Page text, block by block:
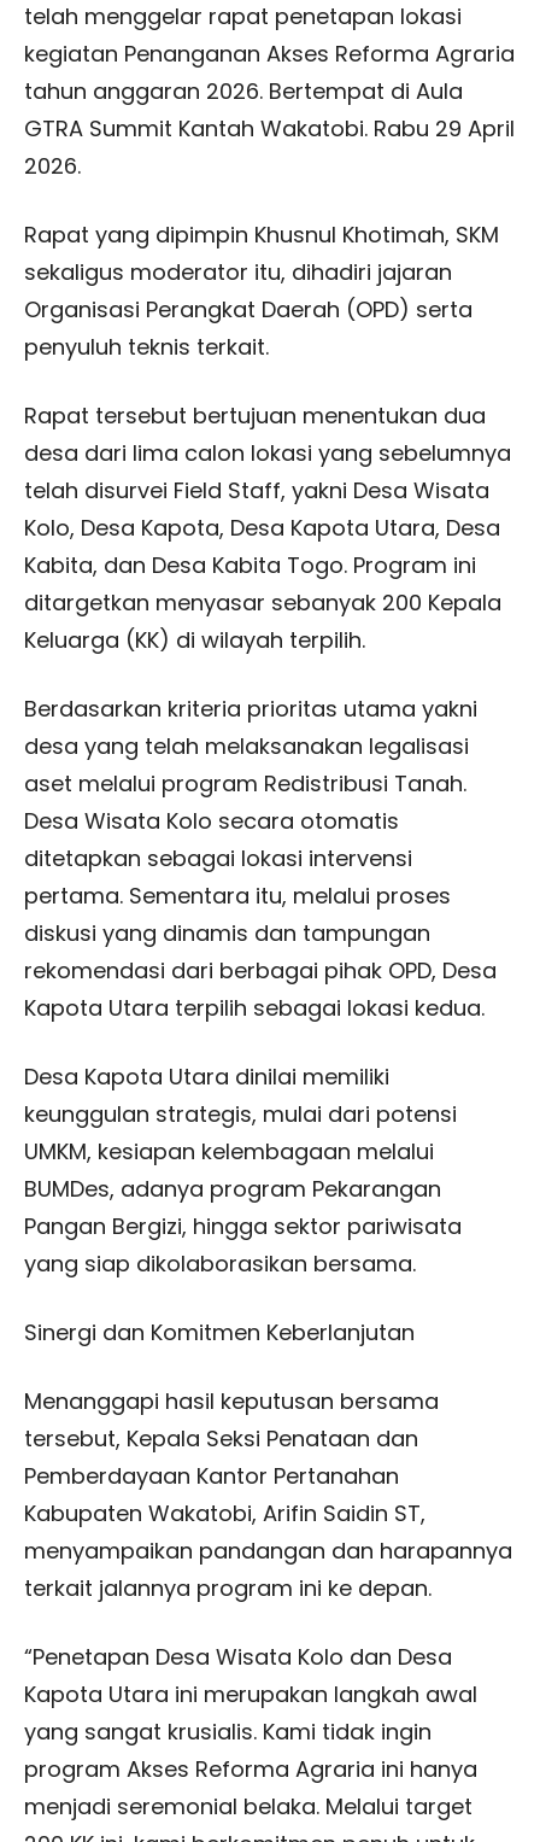
telah menggelar rapat penetapan lokasi
kegiatan Penanganan Akses Reforma Agraria
tahun anggaran 2026. Bertempat di Aula
GTRA Summit Kantah Wakatobi. Rabu 29 April
2026.
Rapat yang dipimpin Khusnul Khotimah, SKM
sekaligus moderator itu, dihadiri jajaran
Organisasi Perangkat Daerah (OPD) serta
penyuluh teknis terkait.
Rapat tersebut bertujuan menentukan dua
desa dari lima calon lokasi yang sebelumnya
telah disurvei Field Staff, yakni Desa Wisata
Kolo, Desa Kapota, Desa Kapota Utara, Desa
Kabita, dan Desa Kabita Togo. Program ini
ditargetkan menyasar sebanyak 200 Kepala
Keluarga (KK) di wilayah terpilih.
Berdasarkan kriteria prioritas utama yakni
desa yang telah melaksanakan legalisasi
aset melalui program Redistribusi Tanah.
Desa Wisata Kolo secara otomatis
ditetapkan sebagai lokasi intervensi
pertama. Sementara itu, melalui proses
diskusi yang dinamis dan tampungan
rekomendasi dari berbagai pihak OPD, Desa
Kapota Utara terpilih sebagai lokasi kedua.
Desa Kapota Utara dinilai memiliki
keunggulan strategis, mulai dari potensi
UMKM, kesiapan kelembagaan melalui
BUMDes, adanya program Pekarangan
Pangan Bergizi, hingga sektor pariwisata
yang siap dikolaborasikan bersama.
Sinergi dan Komitmen Keberlanjutan
Menanggapi hasil keputusan bersama
tersebut, Kepala Seksi Penataan dan
Pemberdayaan Kantor Pertanahan
Kabupaten Wakatobi, Arifin Saidin ST,
menyampaikan pandangan dan harapannya
terkait jalannya program ini ke depan.
“Penetapan Desa Wisata Kolo dan Desa
Kapota Utara ini merupakan langkah awal
yang sangat krusialis. Kami tidak ingin
program Akses Reforma Agraria ini hanya
menjadi seremonial belaka. Melalui target